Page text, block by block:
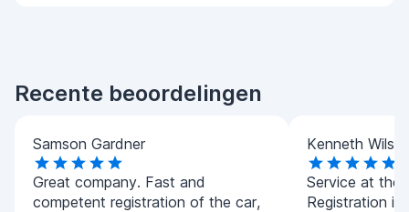
Recente beoordelingen
Samson Gardner
Great company. Fast and
competent registration of the car,
Kenneth
Service at the
Registration is